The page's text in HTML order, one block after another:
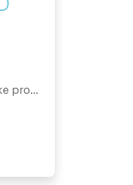
SendCloud verbetert het logistieke proces van je webwinkel. Gebruik SendCloud om gemakkelijk PostNL & DHL pakketten & briefpost te verzenden. Ons gehele systeem functioneert in de cloud, zodat je er overal en altijd gebruik van kan maken. Bij SendCloud werken we niet met contracten, je kunt het systeem dus vrijblijvend proberen. Verzenden wordt goedkoper, sneller maar vooral gemakkelijker.